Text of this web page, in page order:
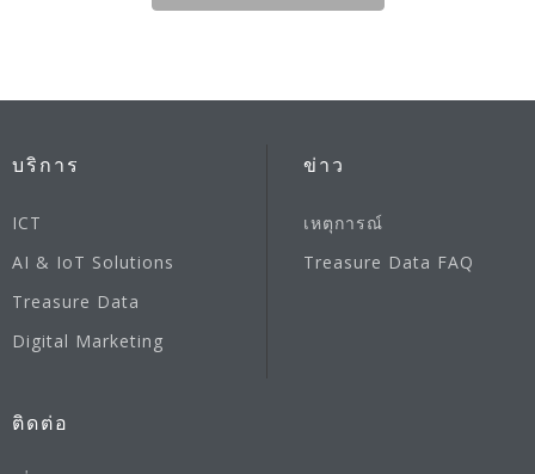
บริการ
ICT
AI & IoT Solutions
Treasure Data
Digital Marketing
ข่าว
เหตุการณ์
Treasure Data FAQ
ติดต่อ